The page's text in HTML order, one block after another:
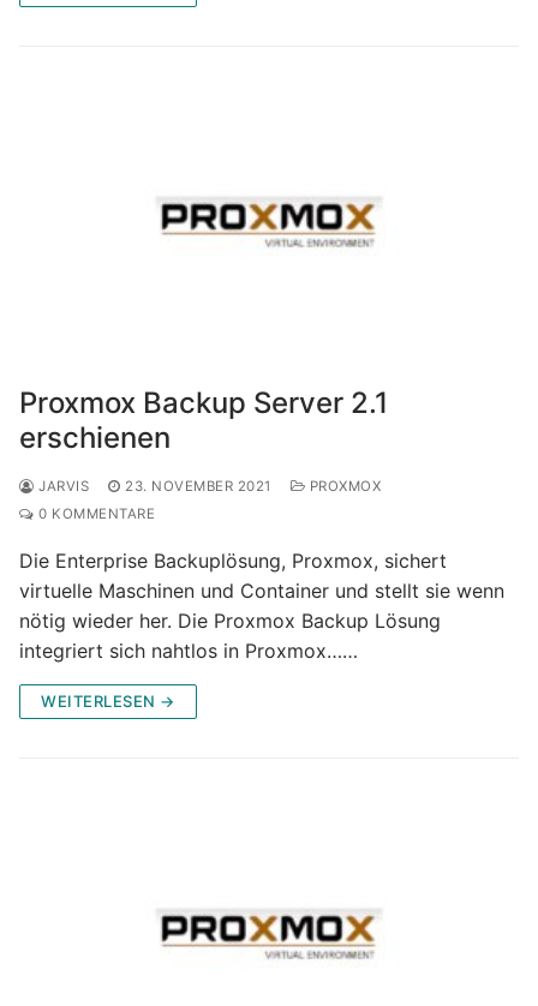
Proxmox Backup Server 2.1
erschienen
JARVIS 23. NOVEMBER 2021
PROXMOX
0 KOMMENTARE
Die Enterprise Backuplösung, Proxmox, sichert
virtuelle Maschinen und Container und stellt sie wenn
nötig wieder her. Die Proxmox Backup Lösung
integriert sich nahtlos in Proxmox……
WEITERLESEN →